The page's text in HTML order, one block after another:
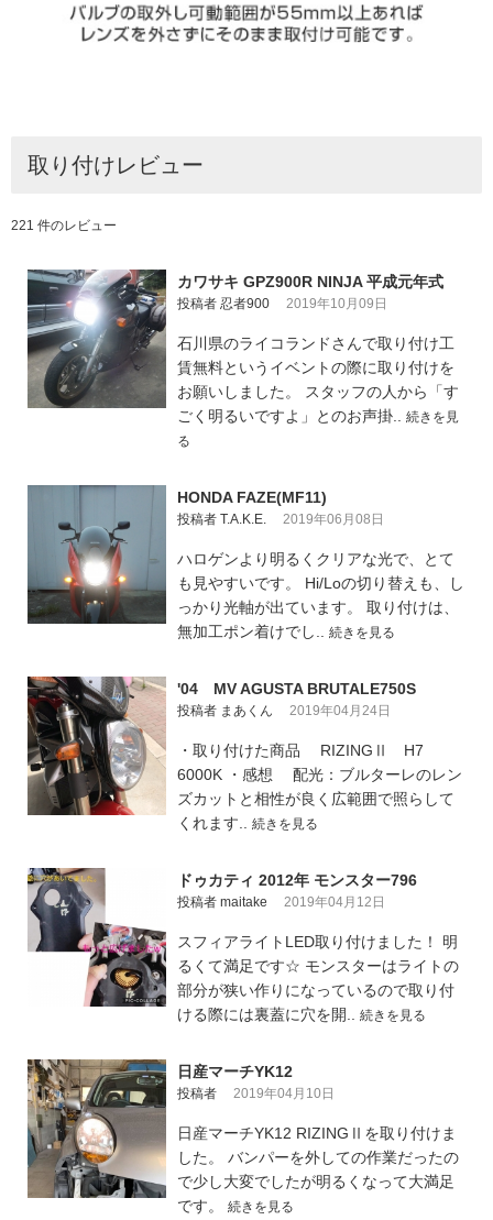
取り付けレビュー
221 件のレビュー
カワサキ GPZ900R NINJA 平成元年式
投稿者 忍者900 2019年10月09日
石川県のライコランドさんで取り付け工
賃無料というイベントの際に取り付けを
お願いしました。 スタッフの人から「す
ごく明るいですよ」とのお声掛.. 続きを見
る
HONDA FAZE(MF11)
投稿者 T.A.K.E. 2019年06月08日
ハロゲンより明るくクリアな光で、とて
も見やすいです。 Hi/Loの切り替えも、し
っかり光軸が出ています。 取り付けは、
無加工ポン着けでし.. 続きを見る
'04 MV AGUSTA BRUTALE750S
投稿者 まあくん 2019年04月24日
・取り付けた商品 RIZINGⅡ H7
6000K ・感想 配光：ブルターレのレン
ズカットと相性が良く広範囲で照らして
くれます.. 続きを見る
ドゥカティ 2012年 モンスター796
投稿者 maitake 2019年04月12日
スフィアライトLED取り付けました！ 明
るくて満足です☆ モンスターはライトの
部分が狭い作りになっているので取り付
ける際には裏蓋に穴を開.. 続きを見る
日産マーチYK12
投稿者 2019年04月10日
日産マーチYK12 RIZINGⅡを取り付けま
した。 バンパーを外しての作業だったの
で少し大変でしたが明るくなって大満足
です。 続きを見る